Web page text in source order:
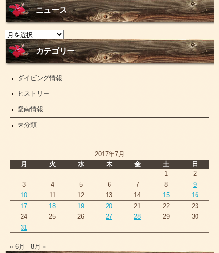
ニュース
ニ
ュ
ー
カテゴリー
ダイビング情報
ヒストリー
愛南情報
未分類
2017年7月
月
火 水 木 金 土
日
1
2
3
4 5 6 7 8
9
10
11 12 13 14 15
16
17
18 19 20 21 22
23
24
25 26 27 28 29
30
31
« 6月 8月 »